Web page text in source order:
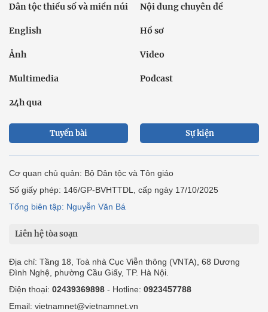
Dân tộc thiểu số và miền núi Nội dung chuyên đề
English Hồ sơ
Ảnh Video
Multimedia Podcast
24h qua
Tuyến bài Sự kiện
Cơ quan chủ quản: Bộ Dân tộc và Tôn giáo
Số giấy phép: 146/GP-BVHTTDL, cấp ngày 17/10/2025
Tổng biên tập: Nguyễn Văn Bá
Liên hệ tòa soạn
Địa chỉ: Tầng 18, Toà nhà Cục Viễn thông (VNTA), 68 Dương
Đình Nghệ, phường Cầu Giấy, TP. Hà Nội.
Điện thoại: 02439369898 - Hotline: 0923457788
Email: vietnamnet@vietnamnet.vn